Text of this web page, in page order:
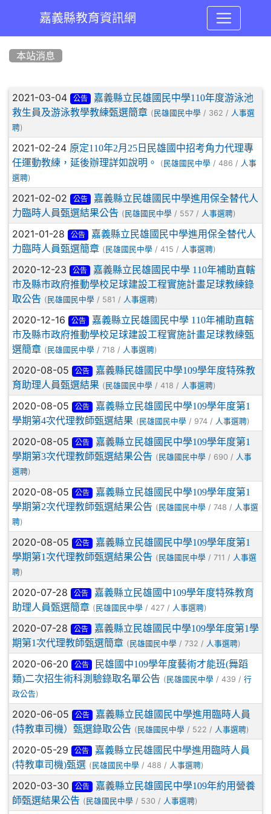
嘉義縣教育資訊網
本站消息
文章列表
2021-03-04 公告
嘉義縣立民雄國民中學110年度游泳池
救生員及游泳教學教練甄選簡章 ( 民雄國民中學 / 362 / 人事選
聘)
2021-02-24 原定110年2月25日民雄國中招考角力代理專
任運動教練，延後辦理詳如說明。
( 民雄國民中學 / 486 / 人事
選聘)
2021-02-02 公告
嘉義縣立民雄國民中學進用保全替代人
力臨時人員甄選結果公告 ( 民雄國民中學 / 557 / 人事選聘)
2021-01-28 公告
嘉義縣立民雄國民中學進用保全替代人
力臨時人員甄選簡章 ( 民雄國民中學 / 415 / 人事選聘)
2020-12-23 公告
嘉義縣立民雄國民中學 110年補助直轄
市及縣市政府推動學校足球建設工程實施計畫足球教練錄
取公告 ( 民雄國民中學 / 581 / 人事選聘)
2020-12-16 公告
嘉義縣立民雄國民中學 110年補助直轄
市及縣市政府推動學校足球建設工程實施計畫足球教練甄
選簡章 ( 民雄國民中學 / 718 / 人事選聘)
2020-08-05 公告
嘉義縣民雄國民中學109學年度特殊教
育助理人員甄選結果 ( 民雄國民中學 / 418 / 人事選聘)
2020-08-05 公告
嘉義縣立民雄國民中學109學年度第1
學期第4次代理教師甄選結果 ( 民雄國民中學 / 974 / 人事選聘)
2020-08-05 公告
嘉義縣立民雄國民中學109學年度第1
學期第3次代理教師甄選結果公告 ( 民雄國民中學 / 690 / 人事
選聘)
2020-08-05 公告
嘉義縣立民雄國民中學109學年度第1
學期第2次代理教師甄選結果公告 ( 民雄國民中學 / 748 / 人事選
聘)
2020-08-05 公告
嘉義縣立民雄國民中學109學年度第1
學期第1次代理教師甄選結果公告 ( 民雄國民中學 / 711 / 人事選
聘)
2020-07-28 公告
嘉義縣立民雄國中109學年度特殊教育
助理人員甄選簡章 ( 民雄國民中學 / 427 / 人事選聘)
2020-07-28 公告
嘉義縣立民雄國民中學109學年度第1學
期第1次代理教師甄選簡章 ( 民雄國民中學 / 732 / 人事選聘)
2020-06-20 公告
民雄國中109學年度藝術才能班(舞蹈
類)二次招生術科測驗錄取名單公告 ( 民雄國民中學 / 439 / 行
政公告)
2020-06-05 公告
嘉義縣立民雄國民中學進用臨時人員
(特教車司機）甄選錄取公告 ( 民雄國民中學 / 522 / 人事選聘)
2020-05-29 公告
嘉義縣立民雄國民中學進用臨時人員
(特教車司機)甄選 ( 民雄國民中學 / 488 / 人事選聘)
2020-03-30 公告
嘉義縣立民雄國民中學109年約用營養
師甄選結果公告 ( 民雄國民中學 / 530 / 人事選聘)